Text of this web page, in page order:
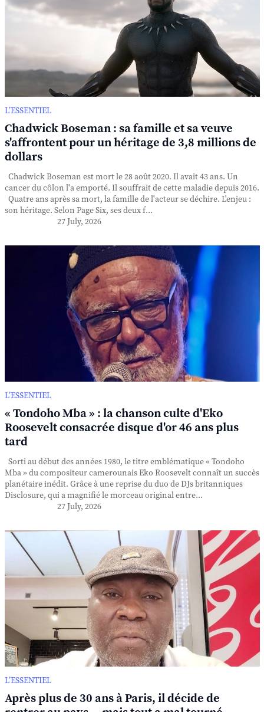
L’ESSENTIEL
Chadwick Boseman : sa famille et sa veuve
s'affrontent pour un héritage de 3,8 millions de
dollars
Chadwick Boseman est mort le 28 août 2020. Il avait 43 ans. Un
cancer du côlon l'a emporté. Il souffrait de cette maladie depuis 2016.
Quatre ans après sa mort, la famille de l'acteur se déchire. L'enjeu :
son héritage. Selon Page Six, ses deux f...
27 July, 2026
L’ESSENTIEL
« Tondoho Mba » : la chanson culte d'Eko
Roosevelt consacrée disque d'or 46 ans plus
tard
Sorti au début des années 1980, le titre emblématique « Tondoho
Mba » du compositeur camerounais Eko Roosevelt connaît un succès
planétaire inédit. Grâce à une reprise du duo de DJs britanniques
Disclosure, qui a magnifié le morceau original entre...
27 July, 2026
L’ESSENTIEL
Après plus de 30 ans à Paris, il décide de